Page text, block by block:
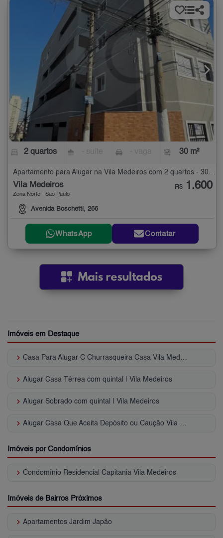
2 quartos 30 m²
Apartamento para Alugar na Vila Medeiros com 2 quartos - 30 m²
Vila Medeiros
Zona Norte - São Paulo
Avenida Boschetti, 266
R$ 1.600
WhatsApp Contatar
Imóveis em Destaque
keyboard_arrow_right Casa Para Alugar C Churrasqueira Casa Vila Medeiros - SP
keyboard_arrow_right Alugar Casa Térrea com quintal | Vila Medeiros
keyboard_arrow_right Alugar Sobrado com quintal | Vila Medeiros
keyboard_arrow_right Alugar Casa Que Aceita Depósito ou Caução Vila Medeiros - SP
Imóveis por Condomínios
keyboard_arrow_right Condomínio Residencial Capitania Vila Medeiros
Imóveis de Bairros Próximos
keyboard_arrow_right Apartamentos Jardim Japão